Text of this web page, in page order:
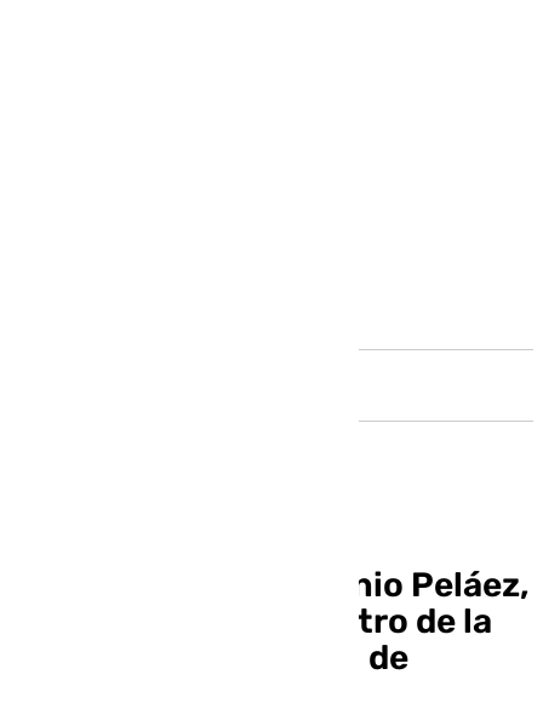
El antequerano Antonio Peláez,
nombrado Gran Maestro de la
Gran Logia Provincial de